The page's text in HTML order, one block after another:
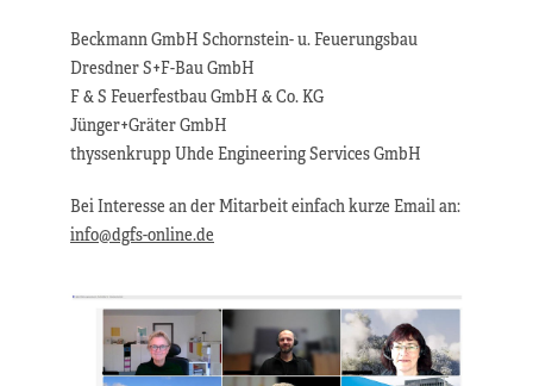
Beckmann GmbH Schornstein- u. Feuerungsbau
Dresdner S+F-Bau GmbH
F & S Feuerfestbau GmbH & Co. KG
Jünger+Gräter GmbH
thyssenkrupp Uhde Engineering Services GmbH
Bei Interesse an der Mitarbeit einfach kurze Email an:
info@dgfs-online.de